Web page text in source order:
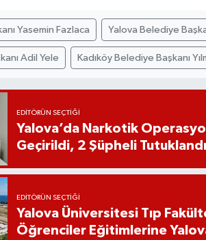
Yasemin Fazlaca Yalova Belediye
Adil Yele Kadıköy Belediye Başkanı
EDITÖRÜN SEÇTIĞI
Yalova’da Narkotik
Geçirildi, 2 Şüpheli Tutuklandı
EDITÖRÜN SEÇTIĞI
Yalova Üniversitesi Tıp
Öğrenciler Eğitimlerine